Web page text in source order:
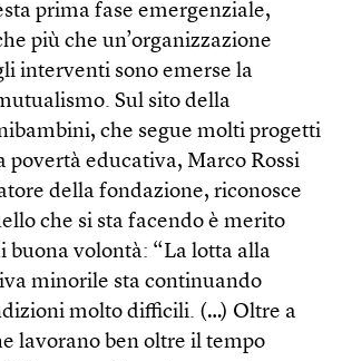
prima fase emergenziale,
più che un’organizzazione
interventi sono emerse la
Sul sito della
che segue molti progetti
povertà educativa, Marco Rossi
della fondazione, riconosce
che si sta facendo è merito
buona volontà: “La lotta alla
minorile sta continuando
molto difficili. (…) Oltre a
lavorano ben oltre il tempo